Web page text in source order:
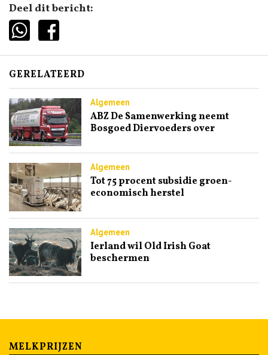
Deel dit bericht:
GERELATEERD
Algemeen
ABZ De Samenwerking neemt
Bosgoed Diervoeders over
Algemeen
Tot 75 procent subsidie groen-
economisch herstel
Algemeen
Ierland wil Old Irish Goat
beschermen
MELKPRIJZEN